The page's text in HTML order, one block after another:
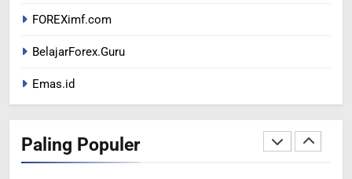
FOREXimf.com
BelajarForex.Guru
Emas.id
Paling Populer
1
Peta Makro 2026: Mengukur
Dampak Pergeseran Geopolitik
Terhadap Likuiditas Pasar Mata
Uang
BERITA FOREX